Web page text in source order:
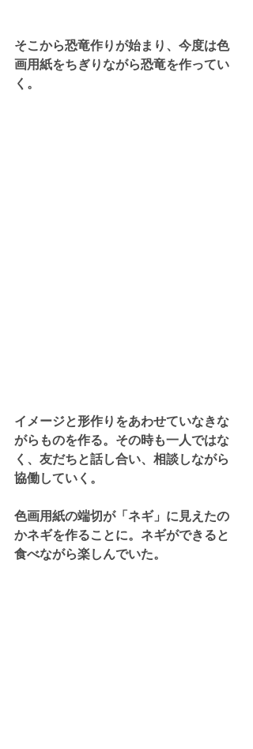
そこから恐竜作りが始まり、今度は色
画用紙をちぎりながら恐竜を作ってい
く。
イメージと形作りをあわせていなきな
がらものを作る。その時も一人ではな
く、友だちと話し合い、相談しながら
協働していく。
色画用紙の端切が「ネギ」に見えたの
かネギを作ることに。ネギができると
食べながら楽しんでいた。